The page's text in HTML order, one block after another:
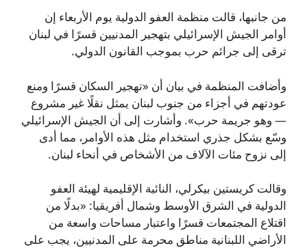
من جانبها، قالت منظمة العفو الدولية يوم الأربعاء إن
أوامر الجيش الإسرائيلي بتهجير المدنيين قسرًا في لبنان
ترقى إلى جرائم حرب بموجب القانون الدولي.
وأضافت المنظمة في بيان أن «تهجير السكان قسرًا ومنع
عودتهم في أجزاء من جنوب لبنان يمثل نقلًا غير مشروع
— وهو جريمة حرب». وأشارت إلى أن الجيش الإسرائيلي
وسّع بشكل جذري استخدام مثل هذه الأوامر، مما أدى
إلى نزوح مئات الآلاف من الأشخاص في أنحاء لبنان.
وقالت كريستين بيكرلي، النائبة الإقليمية لهيئة العفو
الدولية في الشرق الأوسط وشمال أفريقيا: «بدلًا من
اقتلاع المجتمعات قسرًا واعتبار مساحات واسعة من
الأراضي اللبنانية مناطق محرمة على المدنيين، يجب على